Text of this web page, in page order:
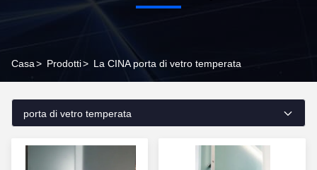
Casa> Prodotti> La CINA porta di vetro temperata
porta di vetro temperata